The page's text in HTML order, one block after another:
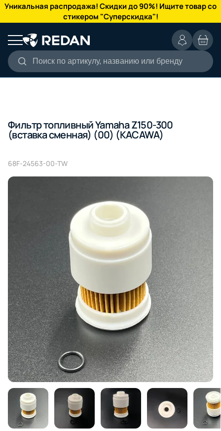
Уникальная распродажа! Скидки до 90%! Ищите товар со
стикером "Суперскидка"!
Поиск по артикулу, названию или бренду
КАТАЛОГ
Фильтр топливный Yamaha Z150-300
(вставка сменная) (00) (KACAWA)
68F-24563-00-TW